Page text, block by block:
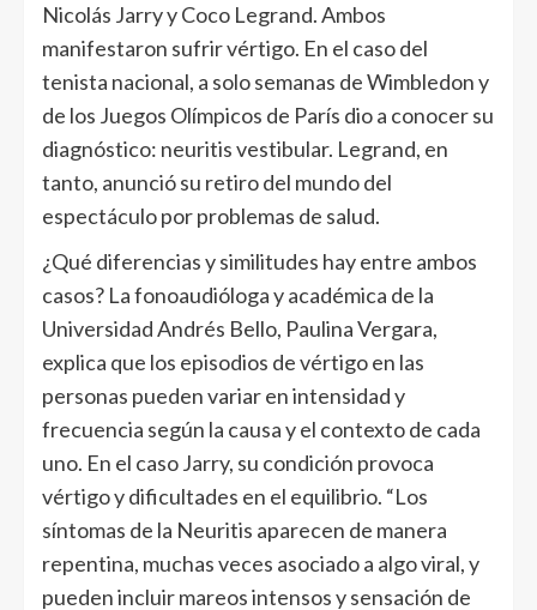
Nicolás Jarry y Coco Legrand. Ambos
manifestaron sufrir vértigo. En el caso del
tenista nacional, a solo semanas de Wimbledon y
de los Juegos Olímpicos de París dio a conocer su
diagnóstico: neuritis vestibular. Legrand, en
tanto, anunció su retiro del mundo del
espectáculo por problemas de salud.
¿Qué diferencias y similitudes hay entre ambos
casos? La fonoaudióloga y académica de la
Universidad Andrés Bello, Paulina Vergara,
explica que los episodios de vértigo en las
personas pueden variar en intensidad y
frecuencia según la causa y el contexto de cada
uno. En el caso Jarry, su condición provoca
vértigo y dificultades en el equilibrio. “Los
síntomas de la Neuritis aparecen de manera
repentina, muchas veces asociado a algo viral, y
pueden incluir mareos intensos y sensación de